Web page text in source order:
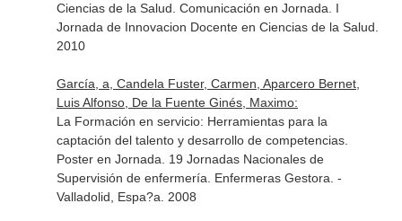
Ciencias de la Salud. Comunicación en Jornada. I
Jornada de Innovacion Docente en Ciencias de la Salud.
2010
García, a, Candela Fuster, Carmen, Aparcero Bernet,
Luis Alfonso, De la Fuente Ginés, Maximo:
La Formación en servicio: Herramientas para la
captación del talento y desarrollo de competencias.
Poster en Jornada. 19 Jornadas Nacionales de
Supervisión de enfermería. Enfermeras Gestora. -
Valladolid, Espa?a. 2008